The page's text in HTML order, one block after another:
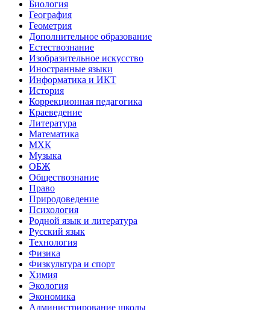
Биология
География
Геометрия
Дополнительное образование
Естествознание
Изобразительное искусство
Иностранные языки
Информатика и ИКТ
История
Коррекционная педагогика
Краеведение
Литература
Математика
МХК
Музыка
ОБЖ
Обществознание
Право
Природоведение
Психология
Родной язык и литература
Русский язык
Технология
Физика
Физкультура и спорт
Химия
Экология
Экономика
Администрирование школы